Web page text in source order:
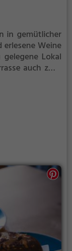
in gemütlicher
Weine
Lokal
auch zwei
Auswahl an
Küche.
malerische